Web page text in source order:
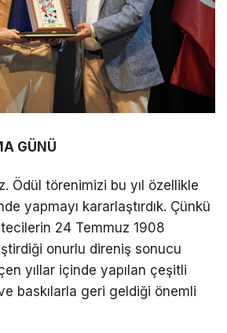
GÜNÜ
Ödül törenimizi bu yıl özellikle
yapmayı kararlaştırdık. Çünkü
24 Temmuz 1908
onurlu direniş sonucu
yıllar içinde yapılan çeşitli
baskılarla geri geldiği önemli